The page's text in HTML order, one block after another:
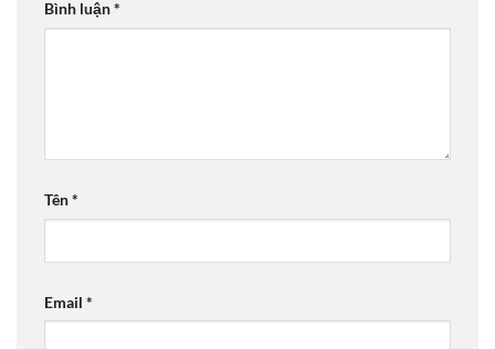
Bình luận*
Tên*
Email *